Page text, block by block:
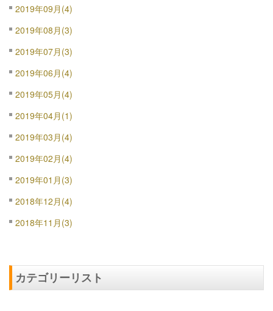
2019年09月(4)
2019年08月(3)
2019年07月(3)
2019年06月(4)
2019年05月(4)
2019年04月(1)
2019年03月(4)
2019年02月(4)
2019年01月(3)
2018年12月(4)
2018年11月(3)
カテゴリーリスト